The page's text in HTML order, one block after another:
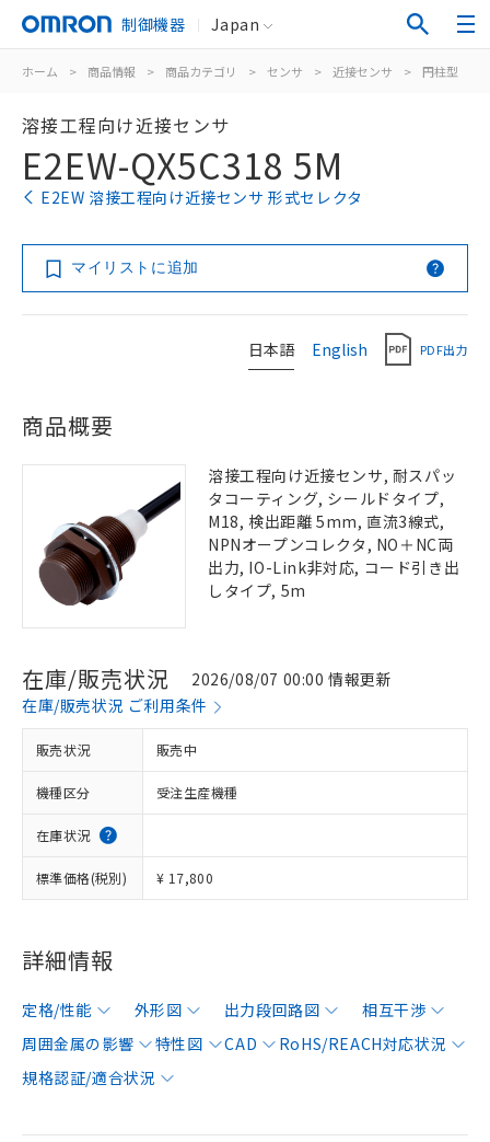
制御機器 Japan
ホーム > 商品情報 > 商品カテゴリ > センサ > 近接センサ > 円柱型
溶接工程向け近接センサ
E2EW-QX5C318 5M
E2EW 溶接工程向け近接センサ 形式セレクタ
マイリストに追加
日本語 English PDF出力
商品概要
溶接工程向け近接センサ, 耐スパッ
タコーティング, シールドタイプ,
M18, 検出距離 5mm, 直流3線式,
NPNオープンコレクタ, NO＋NC両
出力, IO-Link非対応, コード引き出
しタイプ, 5m
在庫/販売状況
2026/08/07 00:00 情報更新
在庫/販売状況 ご利用条件
販売状況 販売中
機種区分 受注生産機種
在庫状況
標準価格(税別) ¥ 17,800
詳細情報
定格/性能 外形図 出力段回路図
相互干渉
周囲金属の影響
特性図 CAD
RoHS/REACH対応状況
規格認証/適合状況